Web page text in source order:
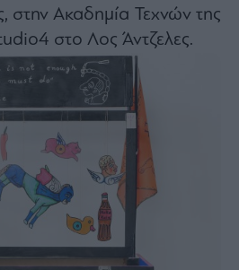
στην Ακαδημία Τεχνών της
στο Λος Άντζελες.